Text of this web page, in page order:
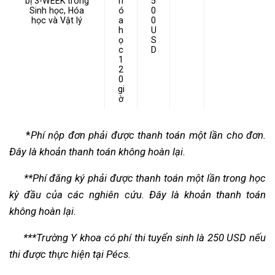
Sinh học, Hóa
học và Vật lý
ó
a
h
ọ
c
1
2
0
gi
ờ
0
0
U
S
D
*Phí nộp đơn phải được thanh toán một lần cho đơn.
Đây là khoản thanh toán không hoàn lại.
**Phí đăng ký phải được thanh toán một lần trong học
kỳ đầu của các nghiên cứu. Đây là khoản thanh toán
không hoàn lại.
***Trường Y khoa có phí thi tuyển sinh là 250 USD nếu
thi được thực hiện tại Pécs.